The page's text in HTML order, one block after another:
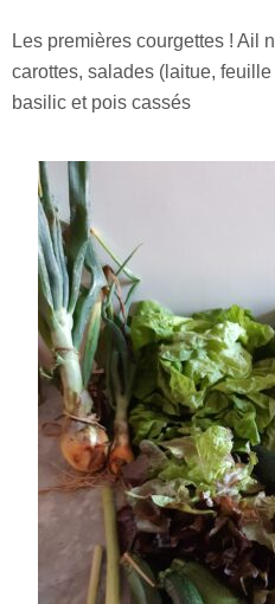
Les premières courgettes ! Ail
carottes, salades (laitue,
basilic et pois cassés